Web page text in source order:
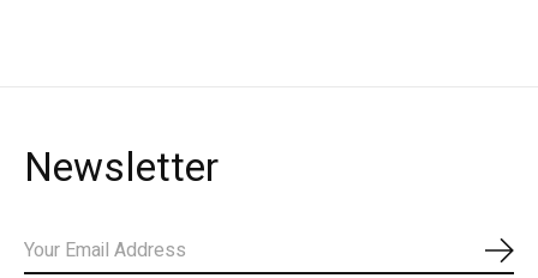
Newsletter